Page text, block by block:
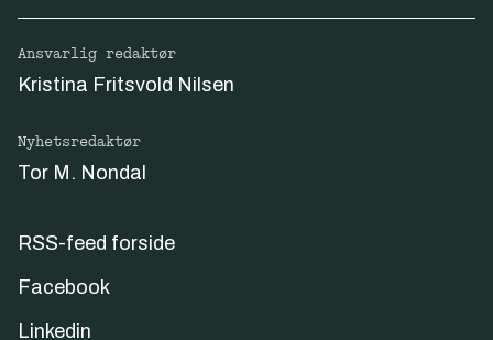
Ansvarlig redaktør
Kristina Fritsvold Nilsen
Nyhetsredaktør
Tor M. Nondal
RSS-feed forside
Facebook
Linkedin